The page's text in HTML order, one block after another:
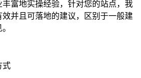
富地实操经验，针对您的站点，我
并且可落地的建议，区别于一般建
式